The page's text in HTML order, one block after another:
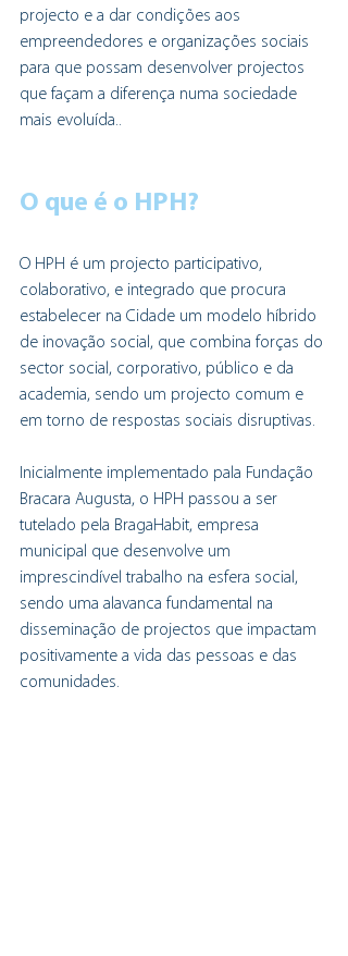
projecto e a dar condições aos
empreendedores e organizações sociais
para que possam desenvolver projectos
que façam a diferença numa sociedade
mais evoluída..
O que é o HPH?
O HPH é um projecto participativo,
colaborativo, e integrado que procura
estabelecer na Cidade um modelo híbrido
de inovação social, que combina forças do
sector social, corporativo, público e da
academia, sendo um projecto comum e
em torno de respostas sociais disruptivas.
Inicialmente implementado pala Fundação
Bracara Augusta, o HPH passou a ser
tutelado pela BragaHabit, empresa
municipal que desenvolve um
imprescindível trabalho na esfera social,
sendo uma alavanca fundamental na
disseminação de projectos que impactam
positivamente a vida das pessoas e das
comunidades.